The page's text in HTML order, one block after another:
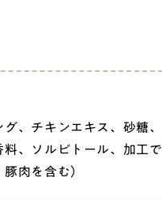
、チキンエキス、砂糖、
、ソルビトール、加工で
肉を含む）